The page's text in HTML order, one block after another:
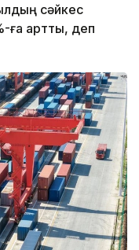
сәйкес
ға артты, деп